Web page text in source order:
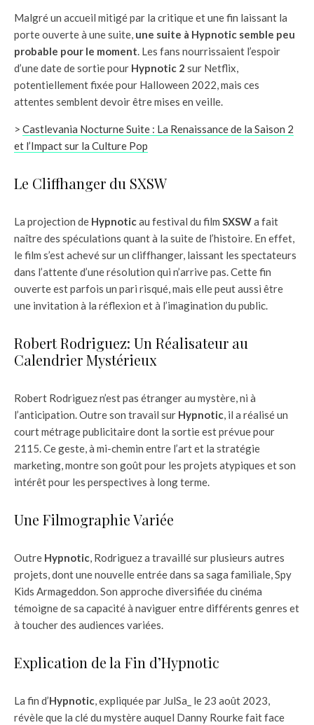
Malgré un accueil mitigé par la critique et une fin laissant la
porte ouverte à une suite, une suite à Hypnotic semble peu
probable pour le moment . Les fans nourrissaient l’espoir
d’une date de sortie pour Hypnotic 2 sur Netflix,
potentiellement fixée pour Halloween 2022, mais ces
attentes semblent devoir être mises en veille.
> Castlevania Nocturne Suite : La Renaissance de la Saison 2
et l’Impact sur la Culture Pop
Le Cliffhanger du SXSW
La projection de Hypnoticau festival du film SXSWa fait
naître des spéculations quant à la suite de l’histoire. En effet,
le film s’est achevé sur un cliffhanger, laissant les spectateurs
dans l’attente d’une résolution qui n’arrive pas. Cette fin
ouverte est parfois un pari risqué, mais elle peut aussi être
une invitation à la réflexion et à l’imagination du public.
Robert Rodriguez: Un Réalisateur au
Calendrier Mystérieux
Robert Rodriguez n’est pas étranger au mystère, ni à
l’anticipation. Outre son travail sur Hypnotic , il a réalisé un
court métrage publicitaire dont la sortie est prévue pour
2115. Ce geste, à mi-chemin entre l’art et la stratégie
marketing, montre son goût pour les projets atypiques et son
intérêt pour les perspectives à long terme.
Une Filmographie Variée
Outre Hypnotic , Rodriguez a travaillé sur plusieurs autres
projets, dont une nouvelle entrée dans sa saga familiale, Spy
Kids Armageddon. Son approche diversifiée du cinéma
témoigne de sa capacité à naviguer entre différents genres et
à toucher des audiences variées.
Explication de la Fin d’Hypnotic
La fin d’Hypnotic , expliquée par JulSa_ le 23 août 2023,
révèle que la clé du mystère auquel Danny Rourke fait face